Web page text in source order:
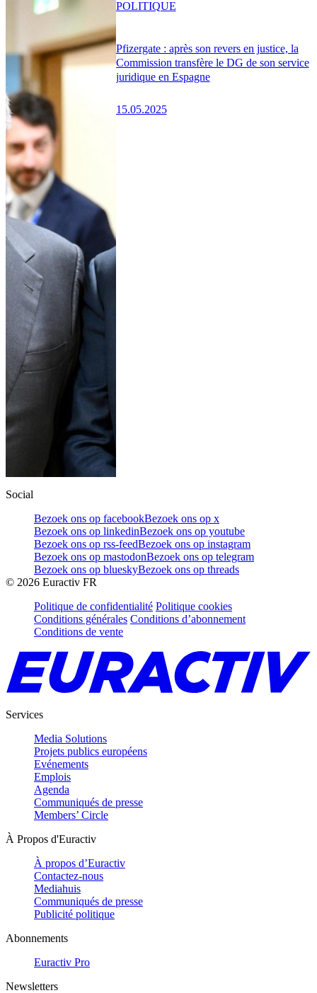
Pfizergate : après son revers en justice, la
Commission transfère le DG de son service
juridique en Espagne
15.05.2025
POLITIQUE
Social
Bezoek ons op facebookBezoek ons op x
Bezoek ons op linkedinBezoek ons op youtube
Bezoek ons op rss-feedBezoek ons op instagram
Bezoek ons op mastodonBezoek ons op telegram
Bezoek ons op blueskyBezoek ons op threads
© 2026 Euractiv FR
Politique de confidentialité Politique cookies
Conditions générales Conditions d’abonnement
Conditions de vente
Services
Media Solutions
Projets publics européens
Evénements
Emplois
Agenda
Communiqués de presse
Members’ Circle
À Propos d'Euractiv
À propos d’Euractiv
Contactez-nous
Mediahuis
Communiqués de presse
Publicité politique
Abonnements
Euractiv Pro
Newsletters